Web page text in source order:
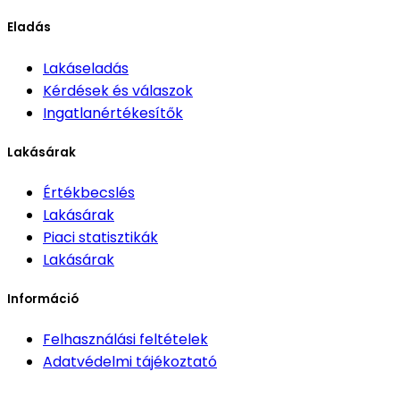
Eladás
Lakáseladás
Kérdések és válaszok
Ingatlanértékesítők
Lakásárak
Értékbecslés
Lakásárak
Piaci statisztikák
Lakásárak
Információ
Felhasználási feltételek
Adatvédelmi tájékoztató